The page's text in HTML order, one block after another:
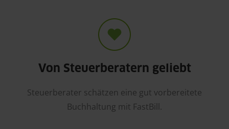
Von Steuerberatern geliebt
Steuerberater schätzen eine gut vorbereitete
Buchhaltung mit FastBill.